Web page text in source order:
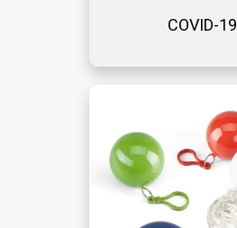
COVID-19